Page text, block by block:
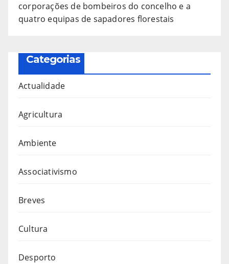
corporações de bombeiros do concelho e a
quatro equipas de sapadores florestais
Categorias
Actualidade
Agricultura
Ambiente
Associativismo
Breves
Cultura
Desporto